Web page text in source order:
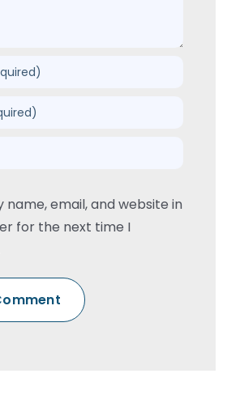
name, email, and website in
for the next time I